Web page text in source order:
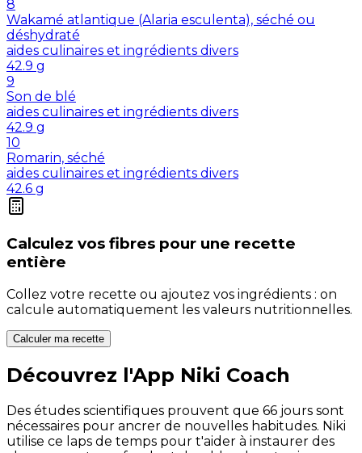
8
Wakamé atlantique (Alaria esculenta), séché ou
déshydraté
aides culinaires et ingrédients divers
42.9 g
9
Son de blé
aides culinaires et ingrédients divers
42.9 g
10
Romarin, séché
aides culinaires et ingrédients divers
42.6 g
Calculez vos fibres pour une recette
entière
Collez votre recette ou ajoutez vos ingrédients : on
calcule automatiquement les valeurs nutritionnelles.
Calculer ma recette
Découvrez l'App Niki Coach
Des études scientifiques prouvent que 66 jours sont
nécessaires pour ancrer de nouvelles habitudes. Niki
utilise ce laps de temps pour t'aider à instaurer des